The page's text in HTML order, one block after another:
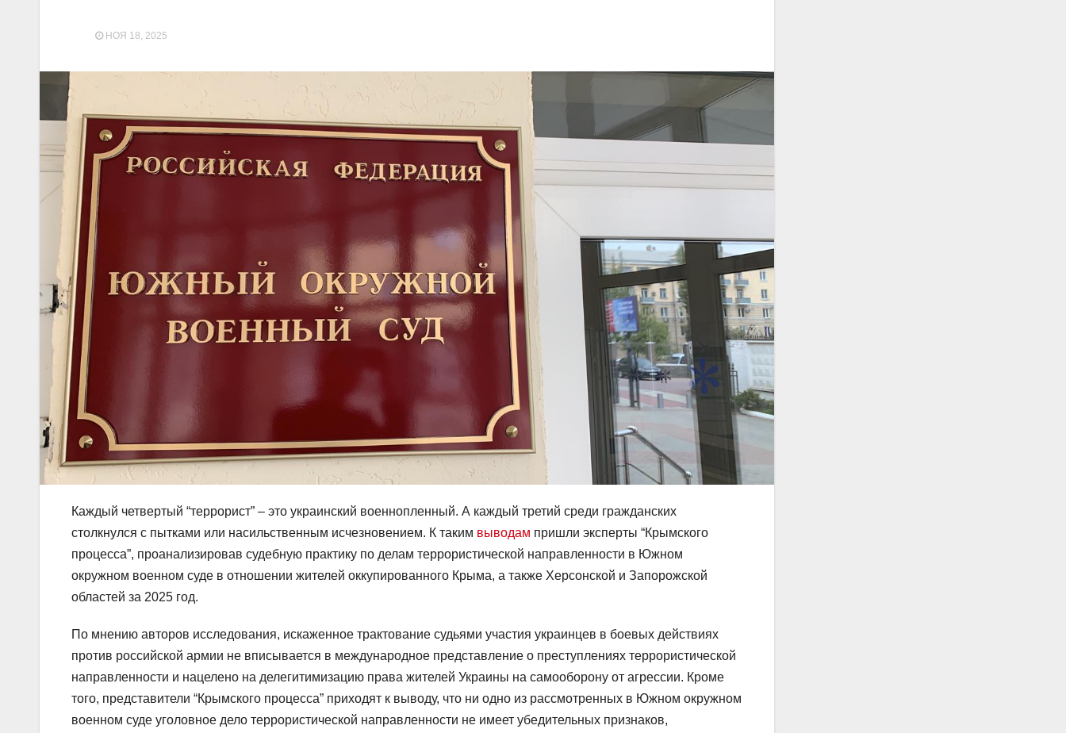
НОЯ 18, 2025
Каждый четвертый “террорист” – это украинский военнопленный. А каждый третий среди гражданских
столкнулся с пытками или насильственным исчезновением. К таким выводам пришли эксперты “Крымского
процесса”, проанализировав судебную практику по делам террористической направленности в Южном
окружном военном суде в отношении жителей оккупированного Крыма, а также Херсонской и Запорожской
областей за 2025 год.
По мнению авторов исследования, искаженное трактование судьями участия украинцев в боевых действиях
против российской армии не вписывается в международное представление о преступлениях террористической
направленности и нацелено на делегитимизацию права жителей Украины на самооборону от агрессии. Кроме
того, представители “Крымского процесса” приходят к выводу, что ни одно из рассмотренных в Южном окружном
военном суде уголовное дело террористической направленности не имеет убедительных признаков,